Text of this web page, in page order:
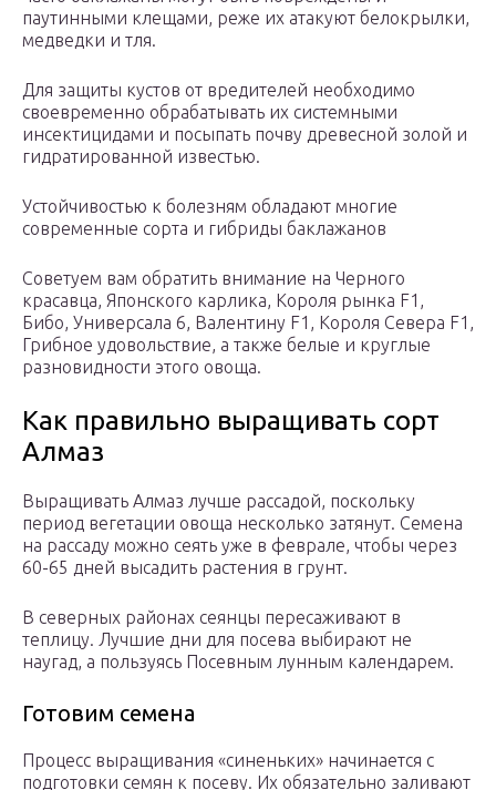
паутинными клещами, реже их атакуют белокрылки,
медведки и тля.
Для защиты кустов от вредителей необходимо
своевременно обрабатывать их системными
инсектицидами и посыпать почву древесной золой и
гидратированной известью.
Устойчивостью к болезням обладают многие
современные сорта и гибриды баклажанов
Советуем вам обратить внимание на Черного
красавца, Японского карлика, Короля рынка F1,
Бибо, Универсала 6, Валентину F1, Короля Севера F1,
Грибное удовольствие, а также белые и круглые
разновидности этого овоща.
Как правильно выращивать сорт
Алмаз
Выращивать Алмаз лучше рассадой, поскольку
период вегетации овоща несколько затянут. Семена
на рассаду можно сеять уже в феврале, чтобы через
60-65 дней высадить растения в грунт.
В северных районах сеянцы пересаживают в
теплицу. Лучшие дни для посева выбирают не
наугад, а пользуясь Посевным лунным календарем.
Готовим семена
Процесс выращивания «синеньких» начинается с
подготовки семян к посеву. Их обязательно заливают